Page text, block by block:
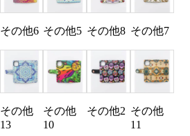
その他6 その他5 その他8 その他7
その他
13
その他
10
その他2 その他
11